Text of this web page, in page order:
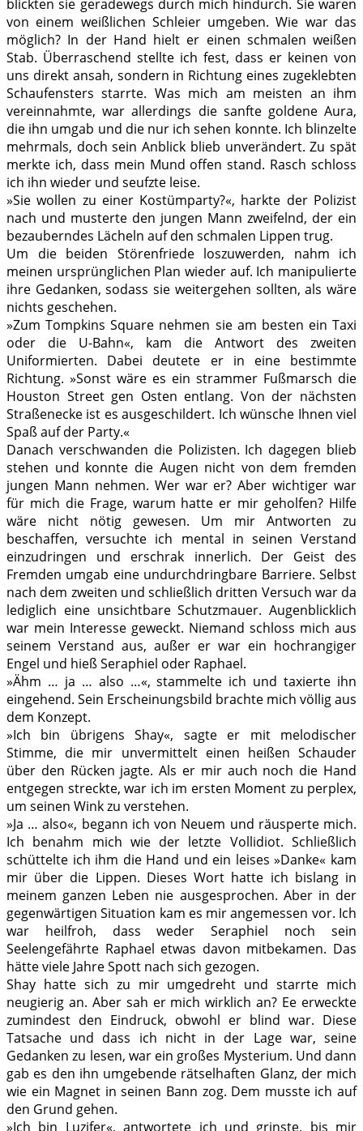
blickten sie geradewegs durch mich hindurch. Sie waren
von einem weißlichen Schleier umgeben. Wie war das
möglich? In der Hand hielt er einen schmalen weißen
Stab. Überraschend stellte ich fest, dass er keinen von
uns direkt ansah, sondern in Richtung eines zugeklebten
Schaufensters starrte. Was mich am meisten an ihm
vereinnahmte, war allerdings die sanfte goldene Aura,
die ihn umgab und die nur ich sehen konnte. Ich blinzelte
mehrmals, doch sein Anblick blieb unverändert. Zu spät
merkte ich, dass mein Mund offen stand. Rasch schloss
ich ihn wieder und seufzte leise.
»Sie wollen zu einer Kostümparty?«, harkte der Polizist
nach und musterte den jungen Mann zweifelnd, der ein
bezauberndes Lächeln auf den schmalen Lippen trug.
Um die beiden Störenfriede loszuwerden, nahm ich
meinen ursprünglichen Plan wieder auf. Ich manipulierte
ihre Gedanken, sodass sie weitergehen sollten, als wäre
nichts geschehen.
»Zum Tompkins Square nehmen sie am besten ein Taxi
oder die U-Bahn«, kam die Antwort des zweiten
Uniformierten. Dabei deutete er in eine bestimmte
Richtung. »Sonst wäre es ein strammer Fußmarsch die
Houston Street gen Osten entlang. Von der nächsten
Straßenecke ist es ausgeschildert. Ich wünsche Ihnen viel
Spaß auf der Party.«
Danach verschwanden die Polizisten. Ich dagegen blieb
stehen und konnte die Augen nicht von dem fremden
jungen Mann nehmen. Wer war er? Aber wichtiger war
für mich die Frage, warum hatte er mir geholfen? Hilfe
wäre nicht nötig gewesen. Um mir Antworten zu
beschaffen, versuchte ich mental in seinen Verstand
einzudringen und erschrak innerlich. Der Geist des
Fremden umgab eine undurchdringbare Barriere. Selbst
nach dem zweiten und schließlich dritten Versuch war da
lediglich eine unsichtbare Schutzmauer. Augenblicklich
war mein Interesse geweckt. Niemand schloss mich aus
seinem Verstand aus, außer er war ein hochrangiger
Engel und hieß Seraphiel oder Raphael.
»Ähm … ja … also …«, stammelte ich und taxierte ihn
eingehend. Sein Erscheinungsbild brachte mich völlig aus
dem Konzept.
»Ich bin übrigens Shay«, sagte er mit melodischer
Stimme, die mir unvermittelt einen heißen Schauder
über den Rücken jagte. Als er mir auch noch die Hand
entgegen streckte, war ich im ersten Moment zu perplex,
um seinen Wink zu verstehen.
»Ja … also«, begann ich von Neuem und räusperte mich.
Ich benahm mich wie der letzte Vollidiot. Schließlich
schüttelte ich ihm die Hand und ein leises »Danke« kam
mir über die Lippen. Dieses Wort hatte ich bislang in
meinem ganzen Leben nie ausgesprochen. Aber in der
gegenwärtigen Situation kam es mir angemessen vor. Ich
war heilfroh, dass weder Seraphiel noch sein
Seelengefährte Raphael etwas davon mitbekamen. Das
hätte viele Jahre Spott nach sich gezogen.
Shay hatte sich zu mir umgedreht und starrte mich
neugierig an. Aber sah er mich wirklich an? Ee erweckte
zumindest den Eindruck, obwohl er blind war. Diese
Tatsache und dass ich nicht in der Lage war, seine
Gedanken zu lesen, war ein großes Mysterium. Und dann
gab es den ihn umgebende rätselhaften Glanz, der mich
wie ein Magnet in seinen Bann zog. Dem musste ich auf
den Grund gehen.
»Ich bin Luzifer«, antwortete ich und grinste, bis mir